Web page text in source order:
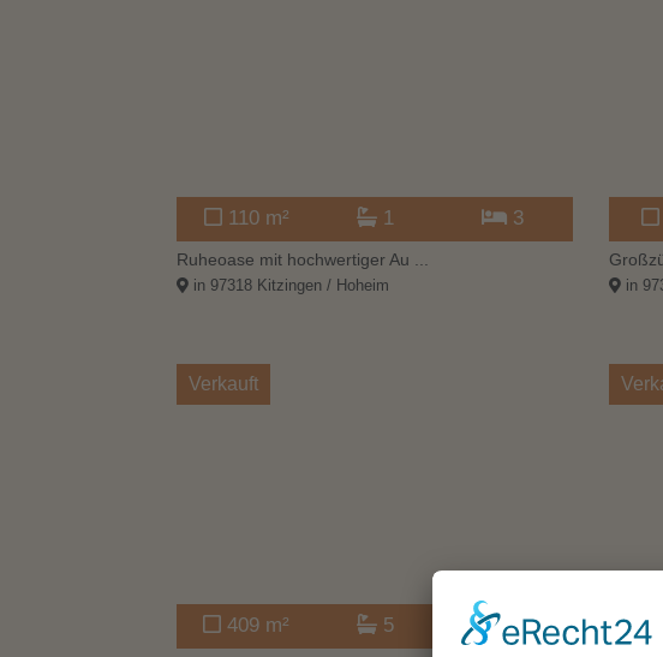
110 m² 1 3
Ruheoase mit hochwertiger Au ...
in 97318 Kitzingen / Hoheim in
Verkauft
409 m² 5 10